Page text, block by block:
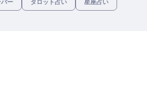
ー タロット占い 星座占い